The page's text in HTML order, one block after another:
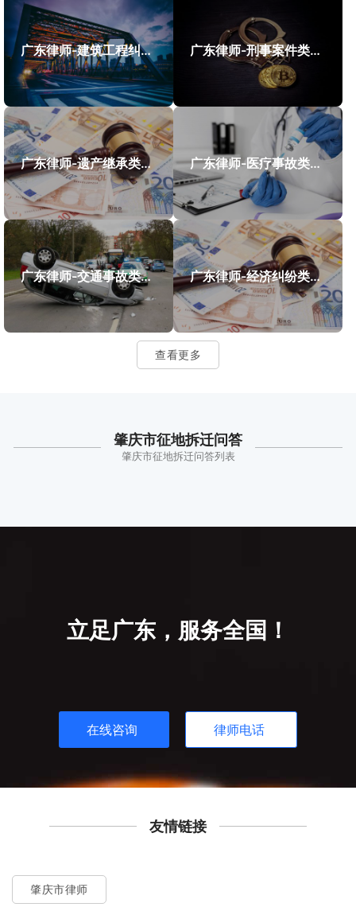
广东律师-建筑工程纠纷类案件案例 广东律师-刑事案件类案例
广东律师-遗产继承类案件案例 广东律师-医疗事故类案件案例
广东律师-交通事故类案件案例 广东律师-经济纠纷类案件案例
查看更多
肇庆市征地拆迁问答
肇庆市征地拆迁问答列表
立足广东，服务全国！
在线咨询 律师电话
友情链接
肇庆市律师